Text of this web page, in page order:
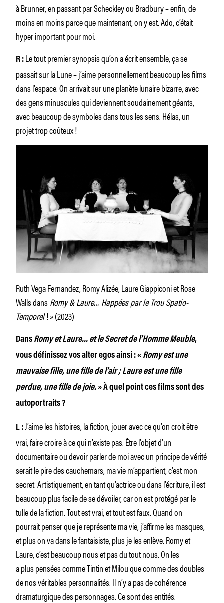
à Brunner, en passant par Scheckley ou Bradbury – enfin, de
moins en moins parce que maintenant, on y est. Ado, c’était
hyper important pour moi.
R : Le tout premier synopsis qu’on a écrit ensemble, ça se
passait sur la Lune – j’aime personnellement beaucoup les films
dans l’espace. On arrivait sur une planète lunaire bizarre, avec
des gens minuscules qui deviennent soudainement géants,
avec beaucoup de symboles dans tous les sens. Hélas, un
projet trop coûteux !
Ruth Vega Fernandez, Romy Alizée, Laure Giappiconi et Rose
Walls dansRomy & Laure… Happées par le Trou Spatio-
Temporel! » (2023)
Dans Romy et Laure… et le Secret de l’Homme Meuble,
vous définissez vos alter egos ainsi : « Romy est une
mauvaise fille, une fille de l’air ; Laure est une fille
perdue, une fille de joie.» À quel point ces films sont des
autoportraits ?
L : J’aime les histoires, la fiction, jouer avec ce qu’on croit être
vrai, faire croire à ce qui n’existe pas. Être l’objet d’un
documentaire ou devoir parler de moi avec un principe de vérité
serait le pire des cauchemars, ma vie m’appartient, c’est mon
secret. Artistiquement, en tant qu’actrice ou dans l’écriture, il est
beaucoup plus facile de se dévoiler, car on est protégé par le
tulle de la fiction. Tout est vrai, et tout est faux. Quand on
pourrait penser que je représente ma vie, j’affirme les masques,
et plus on va dans le fantaisiste, plus je les enlève. Romy et
Laure, c’est beaucoup nous et pas du tout nous. On les
a plus pensées comme Tintin et Milou que comme des doubles
de nos véritables personnalités. Il n’y a pas de cohérence
dramaturgique des personnages. Ce sont des entités.